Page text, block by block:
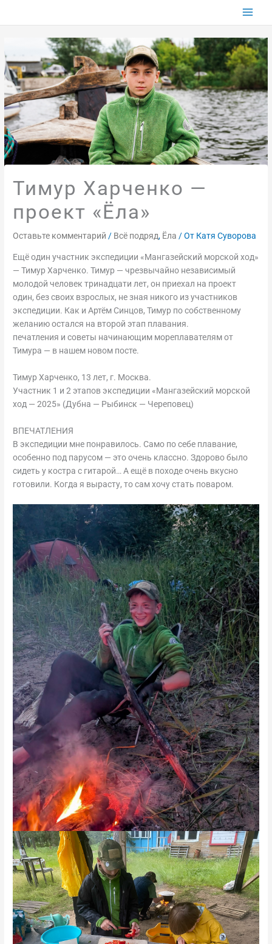
Тимур Харченко —
проект «Ёла»
Оставьте комментарий / Всё подряд, Ёла / От Катя Суворова
Ещё один участник экспедиции «Мангазейский морской ход»
— Тимур Харченко. Тимур — чрезвычайно независимый
молодой человек тринадцати лет, он приехал на проект
один, без своих взрослых, не зная никого из участников
экспедиции. Как и Артём Синцов, Тимур по собственному
желанию остался на второй этап плавания.
печатления и советы начинающим мореплавателям от
Тимура — в нашем новом посте.
Тимур Харченко, 13 лет, г. Москва.
Участник 1 и 2 этапов экспедиции «Мангазейский морской
ход — 2025» (Дубна — Рыбинск — Череповец)
ВПЕЧАТЛЕНИЯ
В экспедиции мне понравилось. Само по себе плавание,
особенно под парусом — это очень классно. Здорово было
сидеть у костра с гитарой… А ещё в походе очень вкусно
готовили. Когда я вырасту, то сам хочу стать поваром.